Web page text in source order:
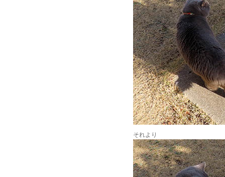
それより